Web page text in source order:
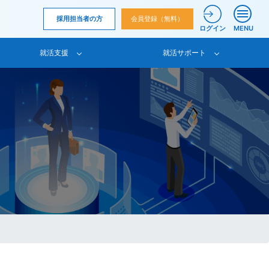
採用担当者の方
会員登録（無料）
ログイン
MENU
就活支援 就活サポート